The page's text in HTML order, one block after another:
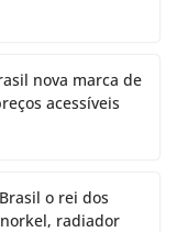
nova marca de
acessíveis
o rei dos
radiador